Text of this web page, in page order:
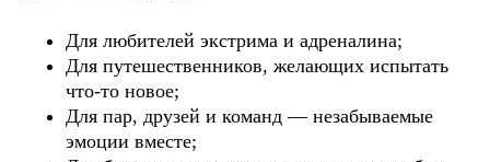
Для любителей экстрима и адреналина;
Для путешественников, желающих испытать
что-то новое;
Для пар, друзей и команд — незабываемые
эмоции вместе;